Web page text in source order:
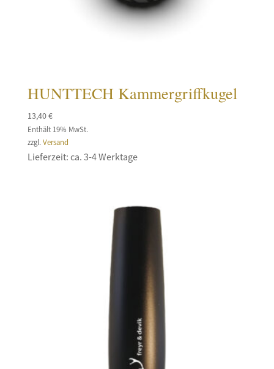
HUNTTECH Kammergriffkugel
13,40€
Enthält 19% MwSt.
zzgl.Versand
Lieferzeit: ca. 3-4 Werktage